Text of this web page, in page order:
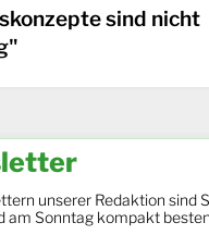
sind nicht
unserer Redaktion sind
am Sonntag kompakt